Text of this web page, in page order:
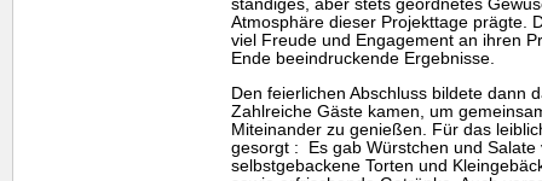
ständiges, aber stets geordnetes
Atmosphäre dieser Projekttage prägte.
viel Freude und Engagement an ihren
Ende beeindruckende Ergebnisse.
Den feierlichen Abschluss bildete dann
Zahlreiche Gäste kamen, um
Miteinander zu genießen. Für das
gesorgt : Es gab Würstchen und
selbstgebackene Torten und